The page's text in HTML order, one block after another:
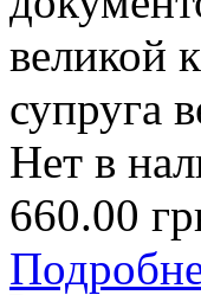
великой
супруга
Нет в
660.00